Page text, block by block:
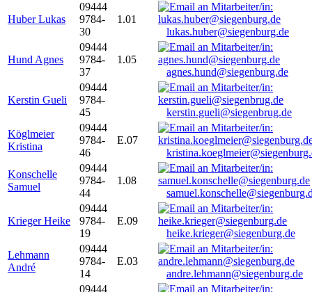
Huber Lukas
09444
9784-
30
1.01
lukas.huber@siegenburg.de
Hund Agnes
09444
9784-
37
1.05
agnes.hund@siegenburg.de
Kerstin Gueli
09444
9784-
45
kerstin.gueli@siegenbrug.de
Köglmeier
Kristina
09444
9784-
46
E.07
Konschelle
Samuel
09444
9784-
44
1.08
Krieger Heike
09444
9784-
19
E.09
heike.krieger@siegenburg.de
Lehmann
André
09444
9784-
14
E.03
andre.lehmann@siegenburg.de
09444